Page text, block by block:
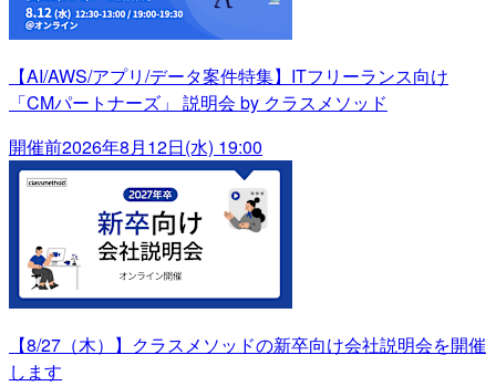
【AI/AWS/アプリ/データ案件特集】ITフリーランス向け
「CMパートナーズ」 説明会 by クラスメソッド
開催前2026年8月12日(水) 19:00
【8/27（木）】クラスメソッドの新卒向け会社説明会を開催
します